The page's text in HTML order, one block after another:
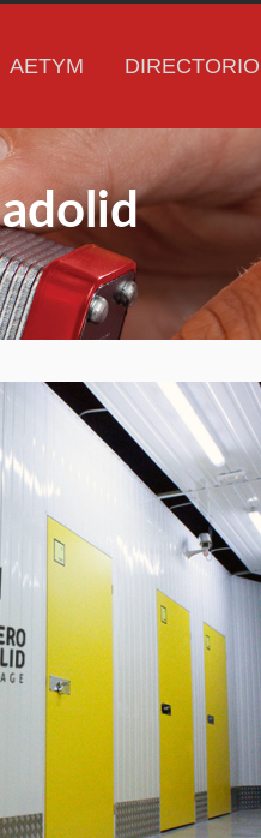
AETYM DIRECTORIO